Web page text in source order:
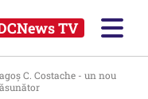
TV
C. Costache - un nou